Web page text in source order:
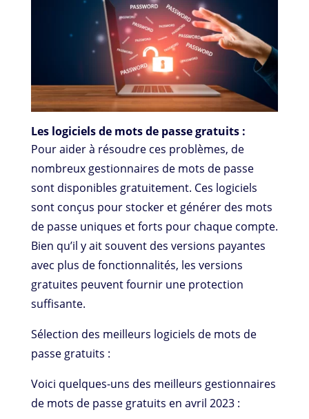
Les logiciels de mots de passe gratuits :
Pour aider à résoudre ces problèmes, de
nombreux gestionnaires de mots de passe
sont disponibles gratuitement. Ces logiciels
sont conçus pour stocker et générer des mots
de passe uniques et forts pour chaque compte.
Bien qu’il y ait souvent des versions payantes
avec plus de fonctionnalités, les versions
gratuites peuvent fournir une protection
suffisante.
Sélection des meilleurs logiciels de mots de
passe gratuits :
Voici quelques-uns des meilleurs gestionnaires
de mots de passe gratuits en avril 2023 :